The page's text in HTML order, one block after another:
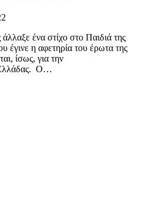
άλλαξε ένα στίχο στο Παιδιά της
έγινε η αφετηρία του έρωτα της
ίσως, για την
Ελλάδας. Ο…